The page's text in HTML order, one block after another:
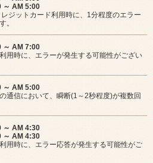
～ AM 5:00
ジットカード利用時に、1分程度のエラー
。
～ AM 7:00
用時に、エラーが発生する可能性がござい
～ AM 5:00
通信において、瞬断(1～2秒程度)が複数回
～ AM 4:30
～ AM 4:30
用時に、エラー応答が発生する可能性がご